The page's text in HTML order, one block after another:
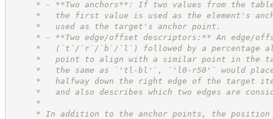
* - **Two anchors**: If two values from the table
*   the first value is used as the element's
*   used as the target's anchor point.
* - **Two edge/offset descriptors:** An edge/
*   (`t`/`r`/`b`/`l`) followed by a percentage
*   point to align with a similar point in the
*   the same as `'tl-bl'`, `'l0-r50'` would place
*   halfway down the right edge of the target
*   and also describes which two edges are
*
* In addition to the anchor points, the position